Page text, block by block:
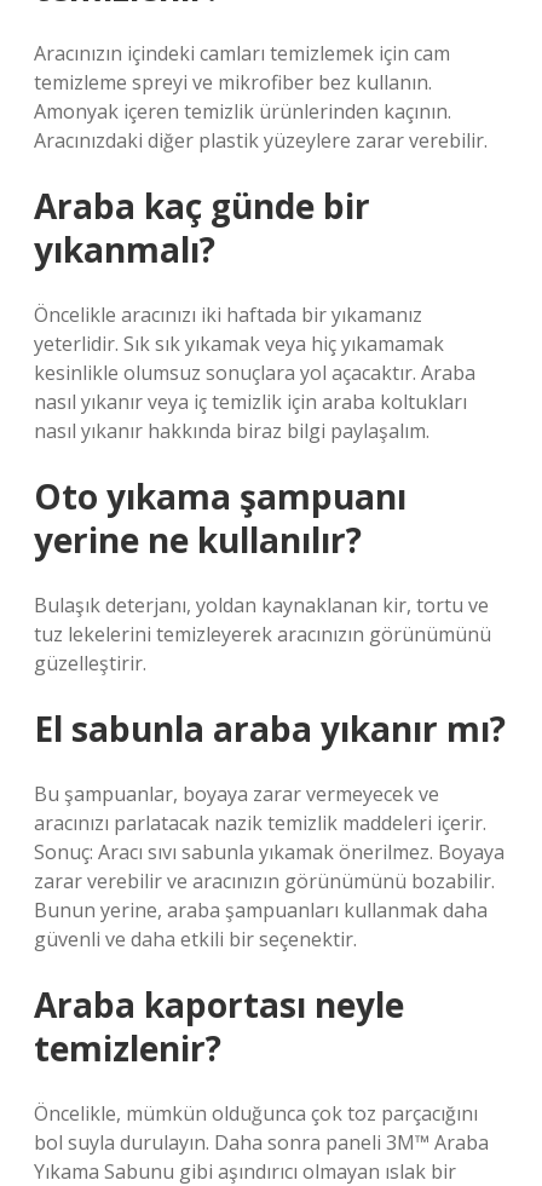
Aracınızın içindeki camları temizlemek için cam
temizleme spreyi ve mikrofiber bez kullanın.
Amonyak içeren temizlik ürünlerinden kaçının.
Aracınızdaki diğer plastik yüzeylere zarar verebilir.
Araba kaç günde bir
yıkanmalı?
Öncelikle aracınızı iki haftada bir yıkamanız
yeterlidir. Sık sık yıkamak veya hiç yıkamamak
kesinlikle olumsuz sonuçlara yol açacaktır. Araba
nasıl yıkanır veya iç temizlik için araba koltukları
nasıl yıkanır hakkında biraz bilgi paylaşalım.
Oto yıkama şampuanı
yerine ne kullanılır?
Bulaşık deterjanı, yoldan kaynaklanan kir, tortu ve
tuz lekelerini temizleyerek aracınızın görünümünü
güzelleştirir.
El sabunla araba yıkanır mı?
Bu şampuanlar, boyaya zarar vermeyecek ve
aracınızı parlatacak nazik temizlik maddeleri içerir.
Sonuç: Aracı sıvı sabunla yıkamak önerilmez. Boyaya
zarar verebilir ve aracınızın görünümünü bozabilir.
Bunun yerine, araba şampuanları kullanmak daha
güvenli ve daha etkili bir seçenektir.
Araba kaportası neyle
temizlenir?
Öncelikle, mümkün olduğunca çok toz parçacığını
bol suyla durulayın. Daha sonra paneli 3M™ Araba
Yıkama Sabunu gibi aşındırıcı olmayan ıslak bir